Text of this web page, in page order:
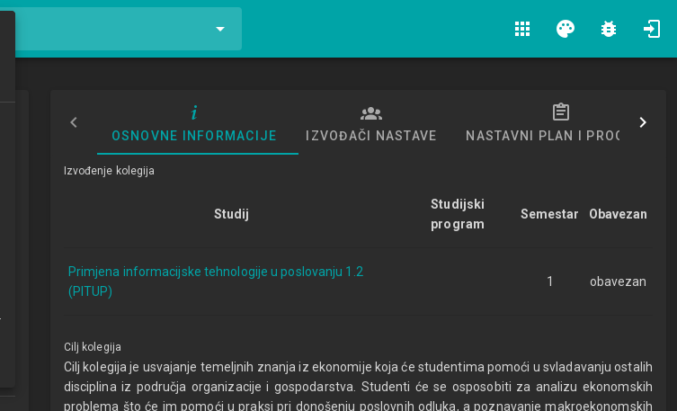
apps palette bug_report
OSNOVNE INFORMACIJE IZVOĐAČI NASTAVE NASTAVNI PLAN I PROGRAM
Izvođenje kolegija
Studij
Studijski
program
Semestar Obavezan
Primjena informacijske tehnologije u poslovanju 1.2
(PITUP)
1 obavezan
Cilj kolegija
Cilj kolegija je usvajanje temeljnih znanja iz ekonomije koja će studentima pomoći u svladavanju ostalih
disciplina iz područja organizacije i gospodarstva. Studenti će se osposobiti za analizu ekonomskih
problema što će im pomoći u praksi pri donošenju poslovnih odluka, a poznavanje makroekonomskih